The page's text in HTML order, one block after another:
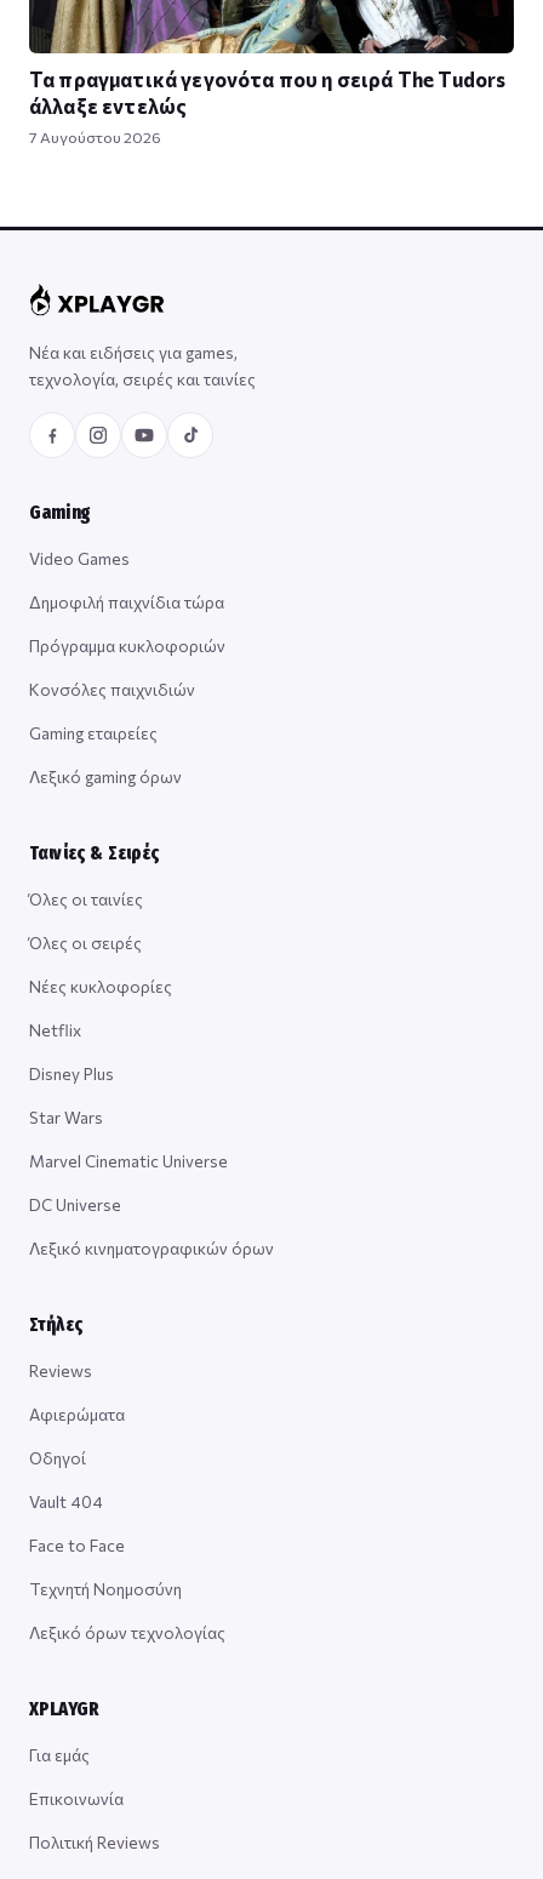
Τα πραγματικά γεγονότα που η σειρά The Tudors
άλλαξε εντελώς
7 Αυγούστου 2026
Νέα και ειδήσεις για games,
τεχνολογία, σειρές και ταινίες
Gaming
Video Games
Δημοφιλή παιχνίδια τώρα
Πρόγραμμα κυκλοφοριών
Κονσόλες παιχνιδιών
Gaming εταιρείες
Λεξικό gaming όρων
Ταινίες & Σειρές
Όλες οι ταινίες
Όλες οι σειρές
Νέες κυκλοφορίες
Netflix
Disney Plus
Star Wars
Marvel Cinematic Universe
DC Universe
Λεξικό κινηματογραφικών όρων
Στήλες
Reviews
Αφιερώματα
Οδηγοί
Vault 404
Face to Face
Τεχνητή Νοημοσύνη
Λεξικό όρων τεχνολογίας
XPLAYGR
Για εμάς
Επικοινωνία
Πολιτική Reviews